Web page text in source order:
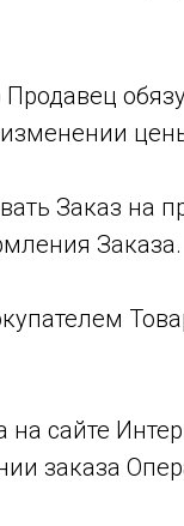
Заказ на
Заказа.
на сайте
заказа